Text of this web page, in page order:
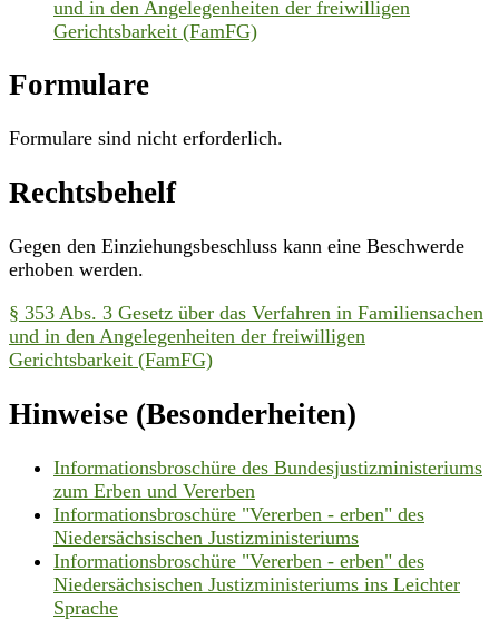
und in den Angelegenheiten der freiwilligen
Gerichtsbarkeit (FamFG)
Formulare
Formulare sind nicht erforderlich.
Rechtsbehelf
Gegen den Einziehungsbeschluss kann eine Beschwerde
erhoben werden.
§ 353 Abs. 3 Gesetz über das Verfahren in Familiensachen
und in den Angelegenheiten der freiwilligen
Gerichtsbarkeit (FamFG)
Hinweise (Besonderheiten)
Informationsbroschüre des Bundesjustizministeriums
zum Erben und Vererben
Informationsbroschüre "Vererben - erben" des
Niedersächsischen Justizministeriums
Informationsbroschüre "Vererben - erben" des
Niedersächsischen Justizministeriums ins Leichter
Sprache